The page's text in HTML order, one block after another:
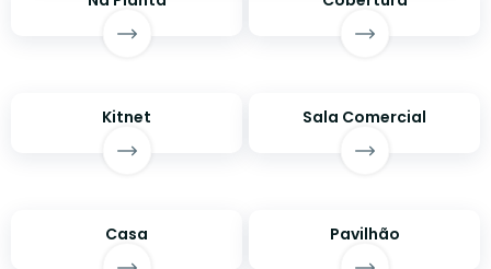
Kitnet Sala Comercial
Casa Pavilhão